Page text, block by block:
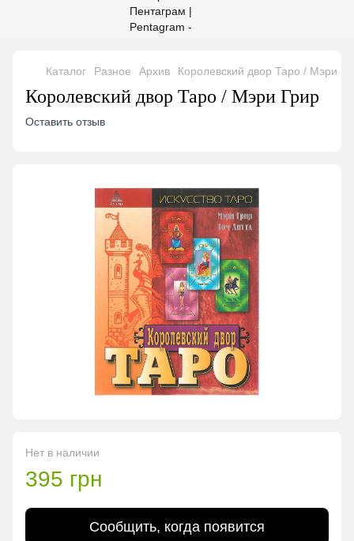
Каталог Разное Архив Королевский двор Таро / Мэри
Королевский двор Таро / Мэри Грир
Оставить отзыв
Нет в наличии
395 грн
Сообщить, когда появится